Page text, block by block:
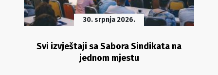
30. srpnja 2026.
Svi izvještaji sa Sabora Sindikata na
jednom mjestu